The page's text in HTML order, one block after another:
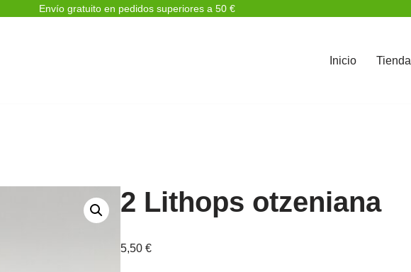
Envío gratuito en pedidos superiores a 50 €
Inicio Tienda
2 Lithops otzeniana
5,50 €